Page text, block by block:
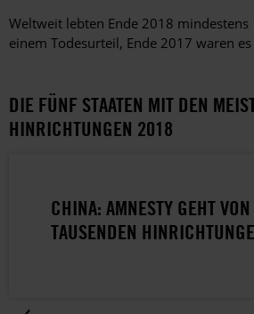
Weltweit lebten Ende 2018
einem Todesurteil, Ende 2017 waren
DIE FÜNF STAATEN MIT DEN
HINRICHTUNGEN 2018
CHINA: AMNESTY GEHT VON
TAUSENDEN